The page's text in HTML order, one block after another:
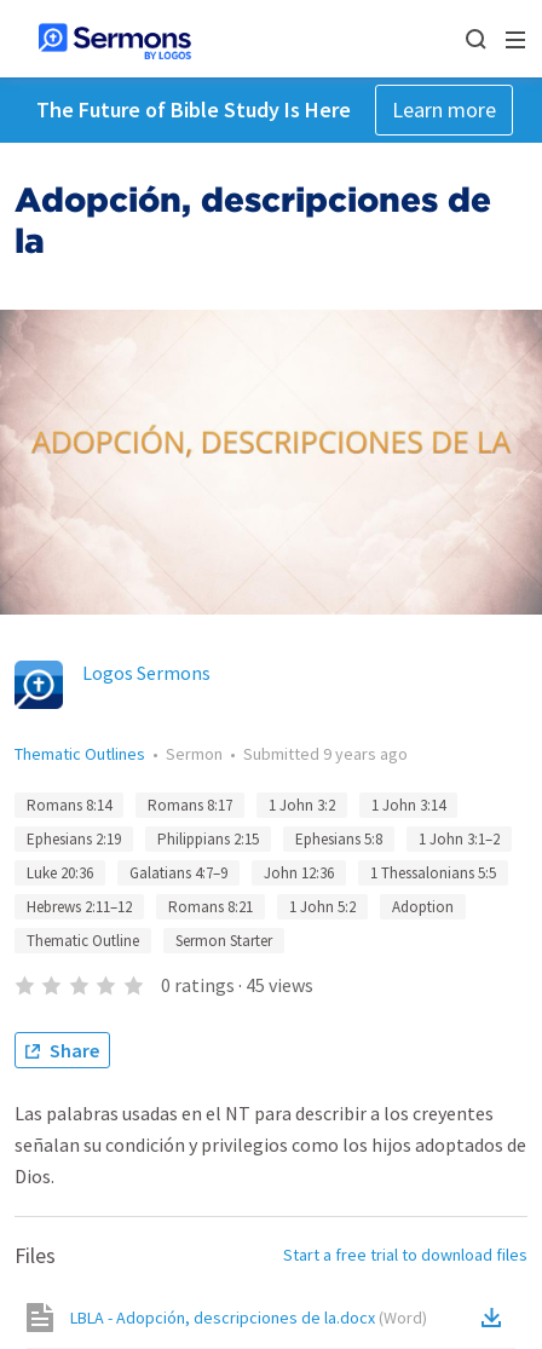
The Future of Bible Study Is Here Learn more
Adopción, descripciones de
la
Logos Sermons
Thematic Outlines • Sermon • Submitted 9 years ago
Romans 8:14 Romans 8:17 1 John 3:2
1 John 3:14
Ephesians 2:19
Philippians 2:15 Ephesians 5:8
1 John 3:1–2
Luke 20:36
Galatians 4:7–9 John 12:36
1 Thessalonians 5:5
Hebrews 2:11–12
Romans 8:21 1 John 5:2
Adoption
Thematic Outline
Sermon Starter
0 ratings · 45 views
Share
Las palabras usadas en el NT para describir a los creyentes
señalan su condición y privilegios como los hijos adoptados de
Dios.
Files Start a free trial to download files
LBLA - Adopción, descripciones de la.docx (Word)